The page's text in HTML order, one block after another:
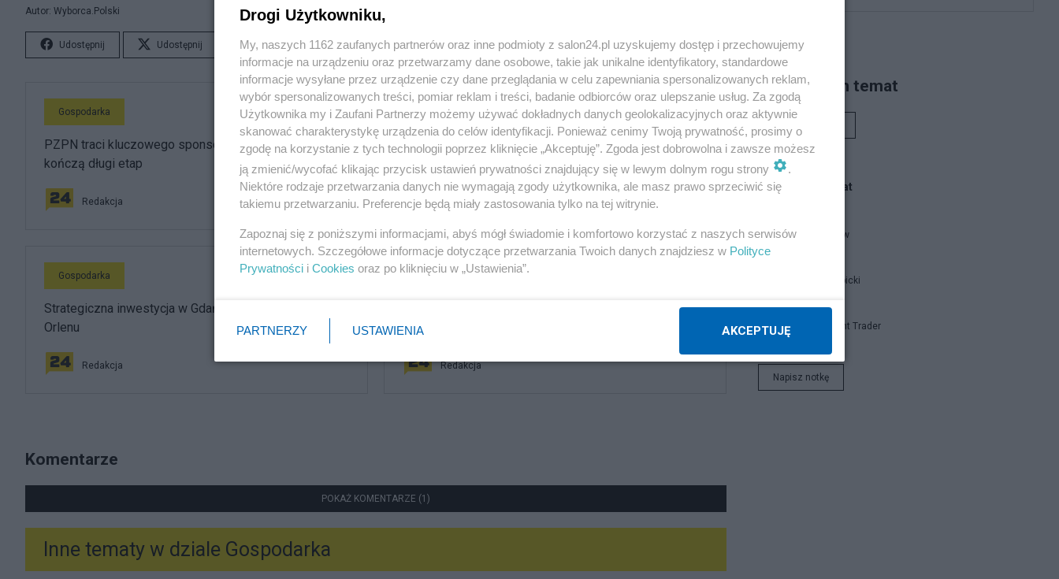
Autor: Wyborca.Polski
Udostępnij Udostępnij Lubię to! Skomentuj 1 Obserwuj notkę
Gospodarka
PZPN traci kluczowego sponsora. Brzoska i InPost
kończą długi etap
Redakcja
Gospodarka
Długi niemal jak pensja. W tych regionach Polacy mają
największy kłopot
Redakcja
Gospodarka
Strategiczna inwestycja w Gdańsku. Oczko w głowie
Orlenu
Redakcja
Gospodarka
przypadków
Redakcja
Komentarze
POKAŻ KOMENTARZE (1)
Inne tematy w dziale Gospodarka
Piszą na ten temat
Blogi na ten temat
threeme-ww
Jan Filip Libicki
Independent Trader
Napisz notkę
Drogi Użytkowniku,
My, naszych 1162 zaufanych partnerów oraz inne podmioty z salon24.pl uzyskujemy dostęp i przechowujemy
informacje na urządzeniu oraz przetwarzamy dane osobowe, takie jak unikalne identyfikatory, standardowe
informacje wysyłane przez urządzenie czy dane przeglądania w celu zapewniania spersonalizowanych reklam,
wybór spersonalizowanych treści, pomiar reklam i treści, badanie odbiorców oraz ulepszanie usług. Za zgodą
Użytkownika my i Zaufani Partnerzy możemy używać dokładnych danych geolokalizacyjnych oraz aktywnie
skanować charakterystykę urządzenia do celów identyfikacji. Ponieważ cenimy Twoją prywatność, prosimy o
zgodę na korzystanie z tych technologii poprzez kliknięcie „Akceptuję”. Zgoda jest dobrowolna i zawsze możesz
ją zmienić/wycofać klikając przycisk ustawień prywatności znajdujący się w lewym dolnym rogu strony
.
Niektóre rodzaje przetwarzania danych nie wymagają zgody użytkownika, ale masz prawo sprzeciwić się
takiemu przetwarzaniu. Preferencje będą miały zastosowania tylko na tej witrynie.
Zapoznaj się z poniższymi informacjami, abyś mógł świadomie i komfortowo korzystać z naszych serwisów
internetowych. Szczegółowe informacje dotyczące przetwarzania Twoich danych znajdziesz w Polityce
Prywatności i Cookies oraz po kliknięciu w „Ustawienia”.
PARTNERZY USTAWIENIA AKCEPTUJĘ